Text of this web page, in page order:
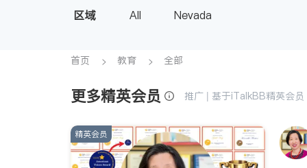
区域 All Nevada
首页 教育 全部
更多精英会员 推广 | 基于iTalkBB精英会员
精英会员